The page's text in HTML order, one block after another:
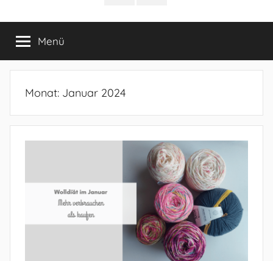
Stricken
–
Nähen
–
und
mehr
Menü
Monat: Januar 2024